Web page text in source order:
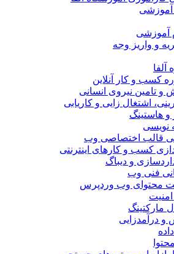
آموزشی
و واریز وجه
کسب و کار آنلاین
و تامین نیروی انسانی
اشتغال زایی و کاریابی
هاستینگ
نویسی
قالب اختصاصی وب
کسب و کارهای اینترنتی
و دیباگ
فنی وب
محتوای وب وردپرس
مارکتینگ
درآمدزایی
داده